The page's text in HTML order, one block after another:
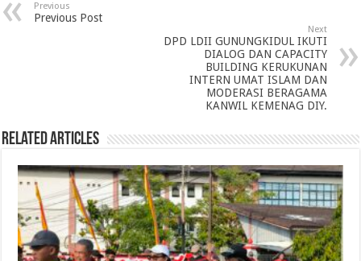
Previous
Previous Post
Next
DPD LDII GUNUNGKIDUL IKUTI
DIALOG DAN CAPACITY
BUILDING KERUKUNAN
INTERN UMAT ISLAM DAN
MODERASI BERAGAMA
KANWIL KEMENAG DIY.
Related Articles